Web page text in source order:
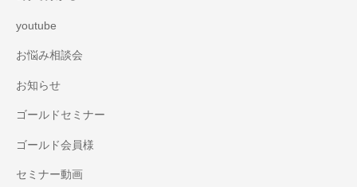
youtube
お悩み相談会
お知らせ
ゴールドセミナー
ゴールド会員様
セミナー動画